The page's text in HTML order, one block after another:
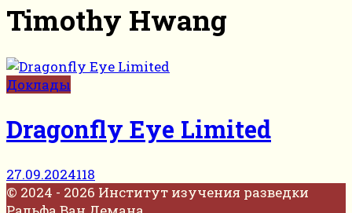
Timothy Hwang
Доклады
Dragonfly Eye Limited
27.09.2024118
© 2024 - 2026 Институт изучения разведки